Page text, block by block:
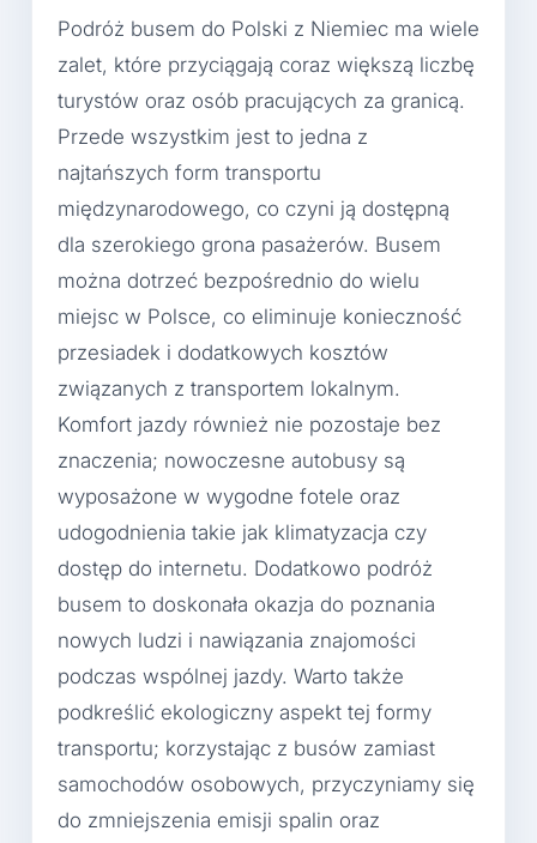
Podróż busem do Polski z Niemiec ma wiele
zalet, które przyciągają coraz większą liczbę
turystów oraz osób pracujących za granicą.
Przede wszystkim jest to jedna z
najtańszych form transportu
międzynarodowego, co czyni ją dostępną
dla szerokiego grona pasażerów. Busem
można dotrzeć bezpośrednio do wielu
miejsc w Polsce, co eliminuje konieczność
przesiadek i dodatkowych kosztów
związanych z transportem lokalnym.
Komfort jazdy również nie pozostaje bez
znaczenia; nowoczesne autobusy są
wyposażone w wygodne fotele oraz
udogodnienia takie jak klimatyzacja czy
dostęp do internetu. Dodatkowo podróż
busem to doskonała okazja do poznania
nowych ludzi i nawiązania znajomości
podczas wspólnej jazdy. Warto także
podkreślić ekologiczny aspekt tej formy
transportu; korzystając z busów zamiast
samochodów osobowych, przyczyniamy się
do zmniejszenia emisji spalin oraz